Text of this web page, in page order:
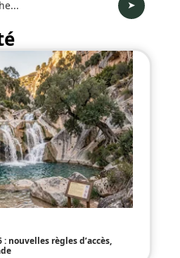
: nouvelles règles d’accès,